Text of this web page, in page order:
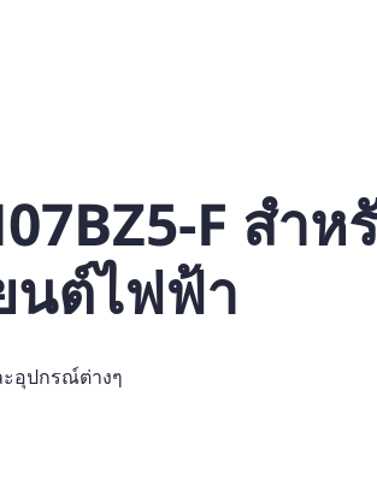
F สำห
นต์ไฟฟ้า
อุปกรณ์ต่างๆ